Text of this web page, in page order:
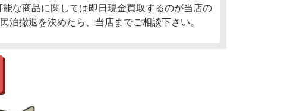
な商品に関しては即日現金買取するのが当店の
撤退を決めたら、当店までご相談下さい。